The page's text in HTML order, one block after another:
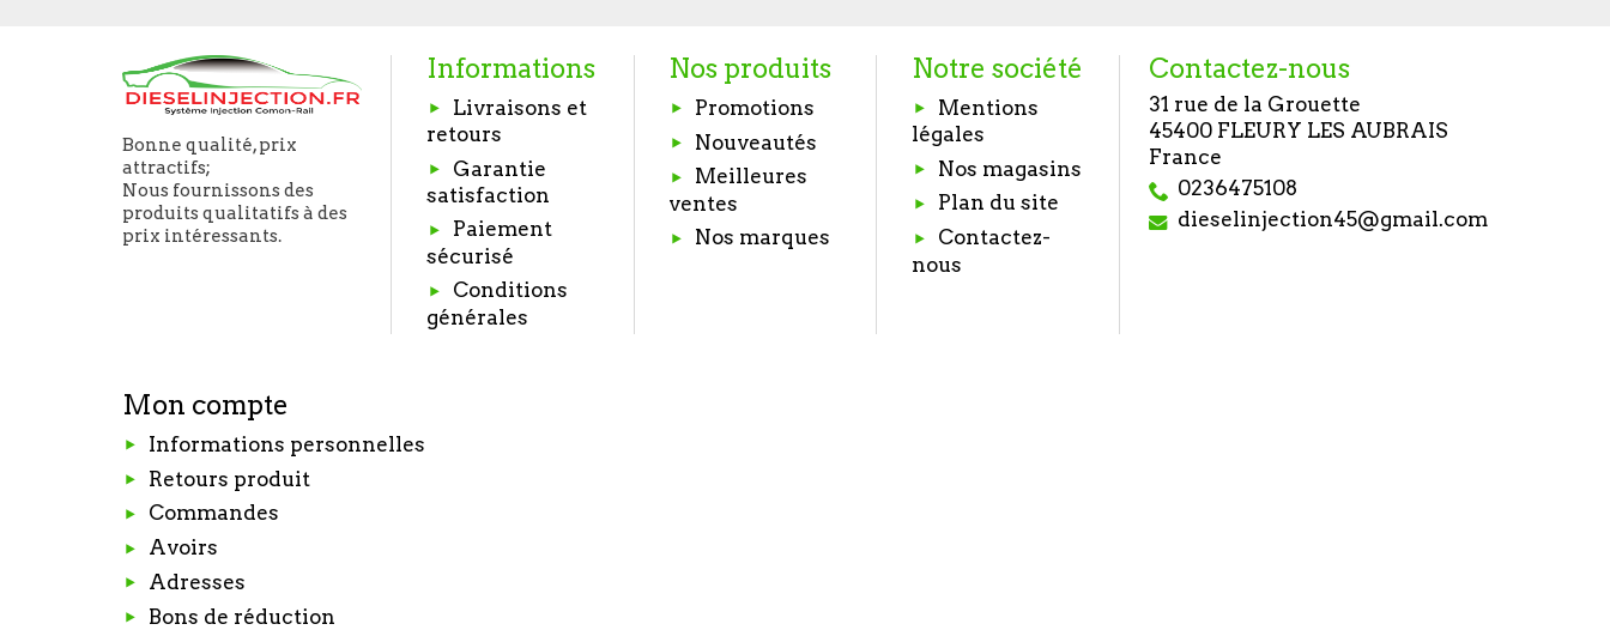
Bonne qualité, prix
attractifs;
Nous fournissons des
produits qualitatifs à des
prix intéressants.
Informations
Livraisons et
retours
Garantie
satisfaction
Paiement
sécurisé
Conditions
générales
Nos produits
Promotions
Nouveautés
Meilleures
ventes
Nos marques
Notre société
Mentions
légales
Nos magasins
Plan du site
Contactez-
nous
Contactez-nous
31 rue de la Grouette
45400 FLEURY LES AUBRAIS
France
0236475108
dieselinjection45@gmail.com
Mon compte
Informations personnelles
Retours produit
Commandes
Avoirs
Adresses
Bons de réduction